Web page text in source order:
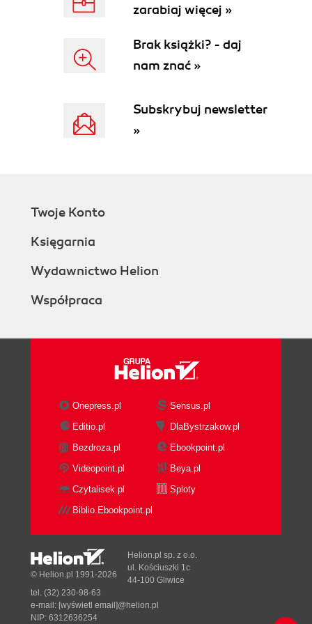
24. Improving Performance with Object Pools &
and Bullets
25. Handling Multiple Screens & Communicating
zarabiaj więcej »
Brak książki? - daj
nam znać »
Subskrybuj newsletter
»
Twoje Konto
Księgarnia
Wydawnictwo Helion
Współpraca
Onepress.pl
Sensus.pl
Editio.pl
DlaBystrzakow.pl
Bezdroza.pl
Ebookpoint.pl
Videopoint.pl
Beya.pl
Czytalisek.pl
Sploty
Biblio.Ebookpoint.pl
© Helion.pl 1991-2026
Helion.pl sp. z o.o.
ul. Kościuszki 1c
44-100 Gliwice
tel. (32) 230-98-63
e-mail: [wyświetl email]@helion.pl
NIP: 6312636254